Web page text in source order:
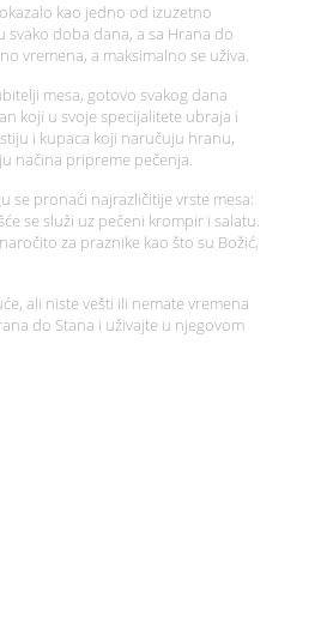
kao jedno od izuzetno
doba dana, a sa Hrana do
vremena, a maksimalno se uživa.
mesa, gotovo svakog dana
koji u svoje specijalitete ubraja i
i kupaca koji naručuju hranu,
načina pripreme pečenja.
se pronaći najrazličitije vrste mesa:
se služi uz pečeni krompir i salatu.
za praznike kao što su Božić,
ali niste vešti ili nemate vremena
do Stana i uživajte u njegovom